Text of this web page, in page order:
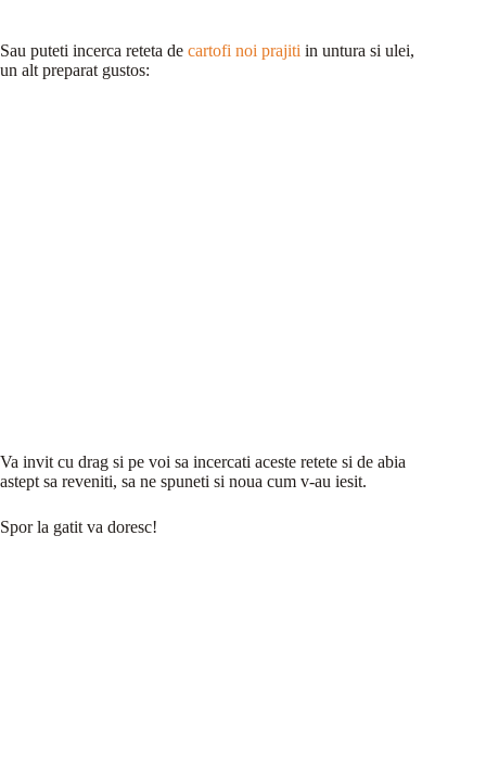
Sau puteti incerca reteta de cartofi noi prajiti in untura si ulei,
un alt preparat gustos:
Va invit cu drag si pe voi sa incercati aceste retete si de abia
astept sa reveniti, sa ne spuneti si noua cum v-au iesit.
Spor la gatit va doresc!